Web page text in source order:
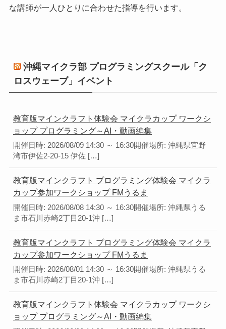
な講師が一人ひとりに合わせた指導を行います。
沖縄マイクラ部 プログラミングスクール「ク
ロスウェーブ」イベント
教育版マインクラフト体験会 マイクラカップ ワークシ
ョップ プログラミング～AI・動画編集
開催日時: 2026/08/09 14:30 ～ 16:30開催場所: 沖縄県宜野
湾市伊佐2-20-15 伊佐 […]
教育版マインクラフト プログラミング体験会 マイクラ
カップ参加ワークショップ FMうるま
開催日時: 2026/08/08 14:30 ～ 16:30開催場所: 沖縄県うる
ま市石川赤崎2丁目20-1沖 […]
教育版マインクラフト プログラミング体験会 マイクラ
カップ参加ワークショップ FMうるま
開催日時: 2026/08/01 14:30 ～ 16:30開催場所: 沖縄県うる
ま市石川赤崎2丁目20-1沖 […]
教育版マインクラフト体験会 マイクラカップ ワークシ
ョップ プログラミング～AI・動画編集